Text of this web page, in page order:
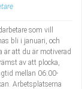
som vill
bli i januari, och
är att du är motiverad
av att plocka,
mellan 06:00-
Arbetsplatserna